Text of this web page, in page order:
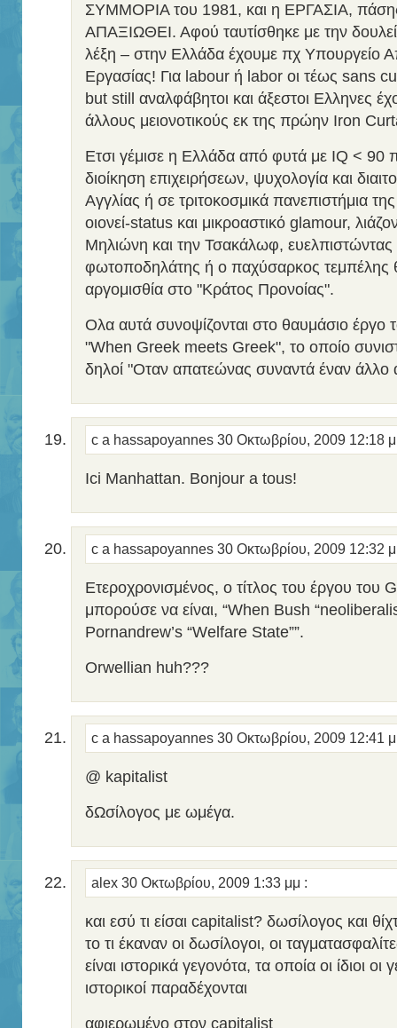
ΣΥΜΜΟΡΙΑ του 1981, και η ΕΡΓΑΣΙΑ,
ΑΠΑΞΙΩΘΕΙ. Αφού ταυτίσθηκε με την
λέξη – στην Ελλάδα έχουμε πχ Υπουργείο
Εργασίας! Για labour ή labor οι τέως sans
but still αναλφάβητοι και άξεστοι Ελληνες
άλλους μειονοτικούς εκ της πρώην Iron
Ετσι γέμισε η Ελλάδα από φυτά με IQ <
διοίκηση επιχειρήσεων, ψυχολογία και
Αγγλίας ή σε τριτοκοσμικά πανεπιστήμια
οιονεί-status και μικροαστικό glamour,
Μηλιώνη και την Τσακάλωφ, ευελπιστώντας
φωτοποδηλάτης ή ο παχύσαρκος τεμπέλης
αργομισθία στο "Κράτος Προνοίας".
Ολα αυτά συνοψίζονται στο θαυμάσιο
"When Greek meets Greek", το οποίο
δηλοί "Οταν απατεώνας συναντά έναν άλλο
c a hassapoyannes 30 Οκτωβρίου, 2009 12:18
Ιci Manhattan. Bonjour a tous!
c a hassapoyannes 30 Οκτωβρίου, 2009 12:32
Ετεροχρονισμένος, ο τίτλος του έργου του
μπορούσε να είναι, “When Bush
Pornandrew’s “Welfare State””.
Orwellian huh???
c a hassapoyannes 30 Οκτωβρίου, 2009 12:41
@ kapitalist
δΩσίλογος με ωμέγα.
alex 30 Οκτωβρίου, 2009 1:33 μμ :
και εσύ τι είσαι capitalist? δωσίλογος και
το τι έκαναν οι δωσίλογοι, οι
είναι ιστορικά γεγονότα, τα οποία οι ίδιοι
ιστορικοί παραδέχονται
αφιερωμένο στον capitalist